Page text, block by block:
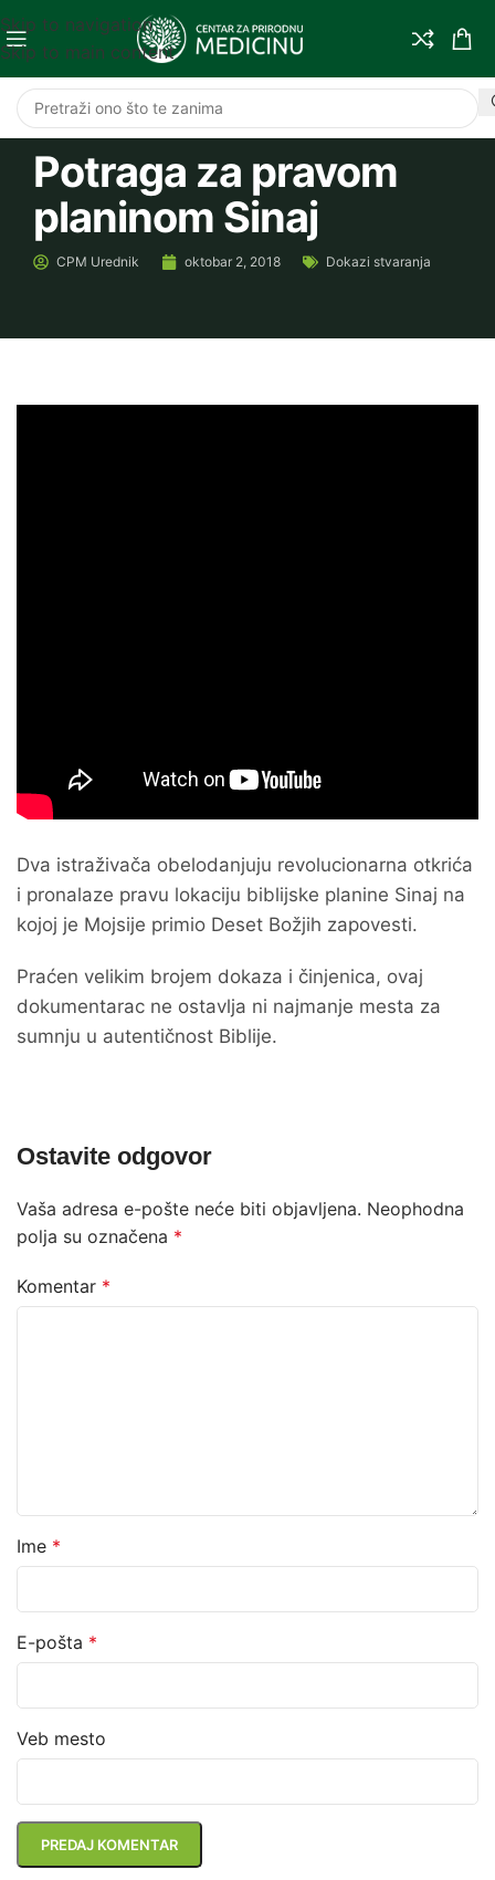
Skip to navigation
Skip to main content
Potraga za pravom
planinom Sinaj
CPM Urednik oktobar 2, 2018 Dokazi stvaranja
Dva istraživača obelodanjuju revolucionarna otkrića
i pronalaze pravu lokaciju biblijske planine Sinaj na
kojoj je Mojsije primio Deset Božjih zapovesti.
Praćen velikim brojem dokaza i činjenica, ovaj
dokumentarac ne ostavlja ni najmanje mesta za
sumnju u autentičnost Biblije.
Ostavite odgovor
Vaša adresa e-pošte neće biti objavljena. Neophodna
polja su označena *
Komentar *
Ime *
E-pošta *
Veb mesto